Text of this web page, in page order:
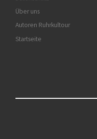
Über uns
Autoren Ruhrkultour
Startseite